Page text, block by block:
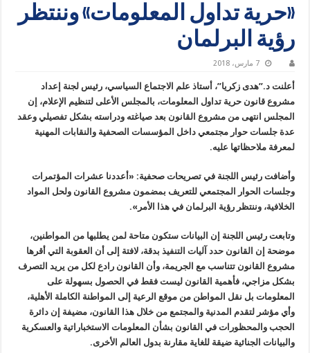
«حرية تداول المعلومات» وننتظر
رؤية البرلمان
7 مارس، 2018
أعلنت د.”هدى زكريا”، أستاذ علم الاجتماع السياسي، رئيس لجنة إعداد
مشروع قانون حرية تداول المعلومات، بالمجلس الأعلى لتنظيم الإعلام، إن
المجلس انتهى من مشروع القانون بعد صياغته ودراسته بشكل تفصيلي وعقد
عدة جلسات حوار مجتمعي داخل المؤسسات الصحفية والنقابات المهنية
لمعرفة ملاحظاتها عليه.
وأضافت رئيس اللجنة في تصريحات صحفية: «أعددنا عشرات المؤتمرات
وجلسات الحوار المجتمعي للتعريف بمضمون مشروع القانون ولحل المواد
الخلافية، وننتظر رؤية البرلمان في هذا الأمر».
وتابعت رئيس اللجنة إن البيانات ستكون متاحة لمن يطلبها من المواطنين،
موضحة إن القانون حدد آليات التنفيذ بدقة، لافتة إلى أن العقوبة التي أقرها
مشروع القانون تتناسب مع الجريمة، وأن القانون رادع لكل من يريد التصرف
بشكل مزاجي، فأهمية القانون ليست فقط في الحصول بسهولة على
المعلومات بل نقل المواطن من موقع الرعية إلى المواطنة الكاملة الأهلية،
وأي مؤشر لتقدم المدنية والمجتمع من خلال هذا القانون، مضيفة إن دائرة
الحجب والمحظورات في القانون بشأن المعلومات الاستخباراتية والعسكرية
والبيانات الجنائية ضيقة للغاية مقارنة بدول العالم الأخرى.